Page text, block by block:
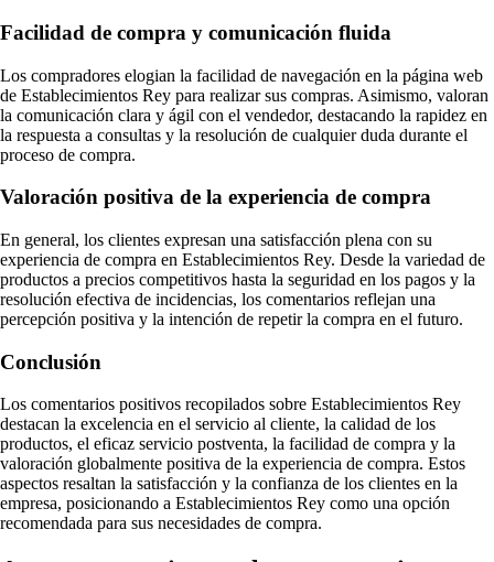
Facilidad de compra y comunicación fluida
Los compradores elogian la facilidad de navegación en la página web
de Establecimientos Rey para realizar sus compras. Asimismo, valoran
la comunicación clara y ágil con el vendedor, destacando la rapidez en
la respuesta a consultas y la resolución de cualquier duda durante el
proceso de compra.
Valoración positiva de la experiencia de compra
En general, los clientes expresan una satisfacción plena con su
experiencia de compra en Establecimientos Rey. Desde la variedad de
productos a precios competitivos hasta la seguridad en los pagos y la
resolución efectiva de incidencias, los comentarios reflejan una
percepción positiva y la intención de repetir la compra en el futuro.
Conclusión
Los comentarios positivos recopilados sobre Establecimientos Rey
destacan la excelencia en el servicio al cliente, la calidad de los
productos, el eficaz servicio postventa, la facilidad de compra y la
valoración globalmente positiva de la experiencia de compra. Estos
aspectos resaltan la satisfacción y la confianza de los clientes en la
empresa, posicionando a Establecimientos Rey como una opción
recomendada para sus necesidades de compra.